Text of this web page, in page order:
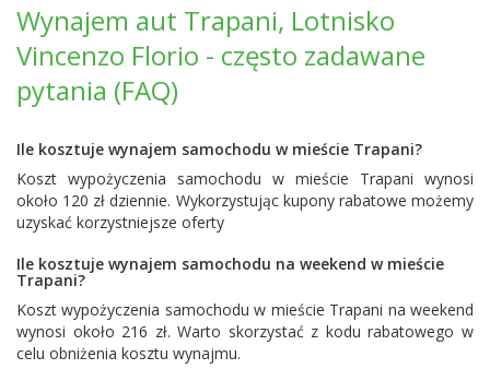
Wynajem aut Trapani, Lotnisko
Vincenzo Florio - często zadawane
pytania (FAQ)
Ile kosztuje wynajem samochodu w mieście Trapani?
Koszt wypożyczenia samochodu w mieście Trapani wynosi
około 120 zł dziennie. Wykorzystując kupony rabatowe możemy
uzyskać korzystniejsze oferty
Ile kosztuje wynajem samochodu na weekend w mieście
Trapani?
Koszt wypożyczenia samochodu w mieście Trapani na weekend
wynosi około 216 zł. Warto skorzystać z kodu rabatowego w
celu obniżenia kosztu wynajmu.